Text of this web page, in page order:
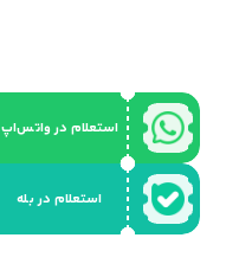
استعلام در واتس‌اپ
استعلام در بله